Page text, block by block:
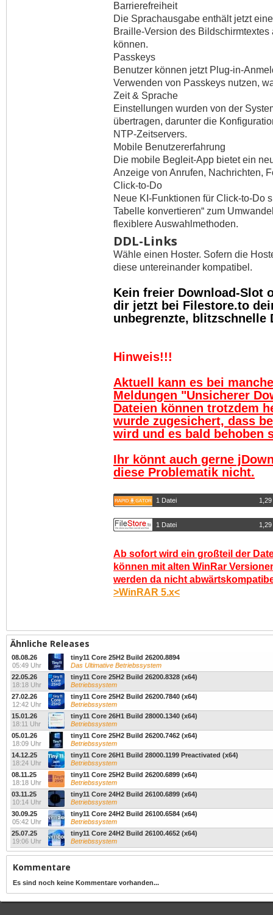
Barrierefreiheit
Die Sprachausgabe enthält jetzt
Braille-Version des
können.
Passkeys
Benutzer können jetzt Plug-in-
Verwenden von Passkeys nutzen,
Zeit & Sprache
Einstellungen wurden von der
übertragen, darunter die
NTP-Zeitservers.
Mobile Benutzererfahrung
Die mobile Begleit-App bietet ein
Anzeige von Anrufen, Nachrichten,
Click-to-Do
Neue KI-Funktionen für Click-to-Do
Tabelle konvertieren“ zum
flexiblere Auswahlmethoden.
DDL-Links
Wähle einen Hoster. Sofern die
diese untereinander kompatibel.
Kein freier Download-Slot
dir jetzt bei Filestore.to
unbegrenzte, blitzschnelle
Hinweis!!!
Aktuell kann es bei
Meldungen "Unsicherer
Dateien können trotzdem
wurde zugesichert, dass
wird und es bald behoben
Ihr könnt auch gerne
diese Problematik nicht.
1 Datei
1 Datei
Ab sofort wird ein großteil der
können mit alten WinRar
werden da nicht
>WinRAR 5.x<
Ähnliche Releases
08.08.26
05:49 Uhr
tiny11 Core 25H2 Build 26200.8894
Das Ultimative Betriebssystem
22.05.26
18:18 Uhr
tiny11 Core 25H2 Build 26200.8328 (x64)
Betriebssystem
27.02.26
12:42 Uhr
tiny11 Core 25H2 Build 26200.7840 (x64)
Betriebssystem
15.01.26
18:11 Uhr
tiny11 Core 26H1 Build 28000.1340 (x64)
Betriebssystem
05.01.26
18:09 Uhr
tiny11 Core 25H2 Build 26200.7462 (x64)
Betriebssystem
14.12.25
18:24 Uhr
tiny11 Core 26H1 Build 28000.1199 Preactivated (x64)
Betriebssystem
08.11.25
18:18 Uhr
tiny11 Core 25H2 Build 26200.6899 (x64)
Betriebssystem
03.11.25
10:14 Uhr
tiny11 Core 24H2 Build 26100.6899 (x64)
Betriebssystem
30.09.25
05:42 Uhr
tiny11 Core 24H2 Build 26100.6584 (x64)
Betriebssystem
25.07.25
19:06 Uhr
tiny11 Core 24H2 Build 26100.4652 (x64)
Betriebssystem
Kommentare
Es sind noch keine Kommentare vorhanden...